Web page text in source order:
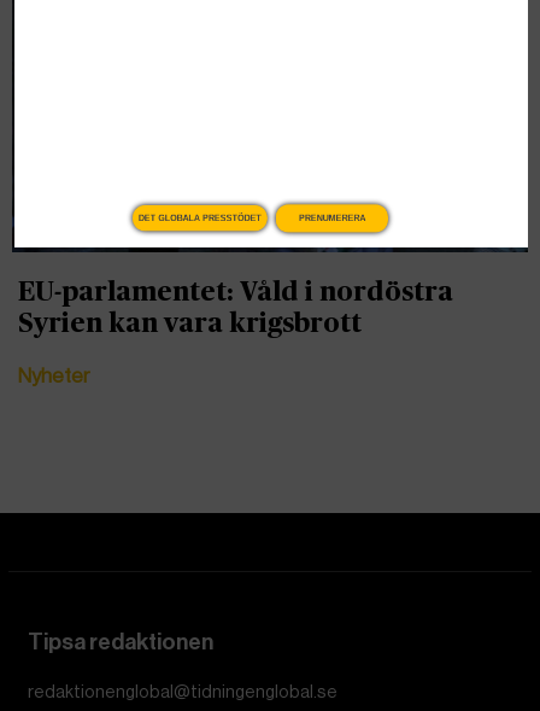
EU-parlamentet: Våld i nordöstra
Syrien kan vara krigsbrott
Nyheter
Tipsa redaktionen
redaktionenglobal@tidningenglobal.se
DET GLOBALA PRESSTÖDET PRENUMERERA